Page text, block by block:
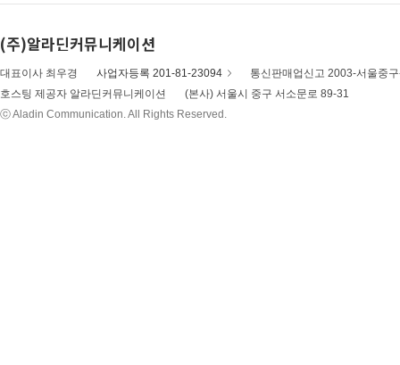
(주)알라딘커뮤니케이션
대표이사 최우경 사업자등록 201-81-23094
통신판매업신고 2003-서울중
호스팅 제공자 알라딘커뮤니케이션
(본사) 서울시 중구 서소문로 89-31
ⓒ Aladin Communication. All Rights Reserved.